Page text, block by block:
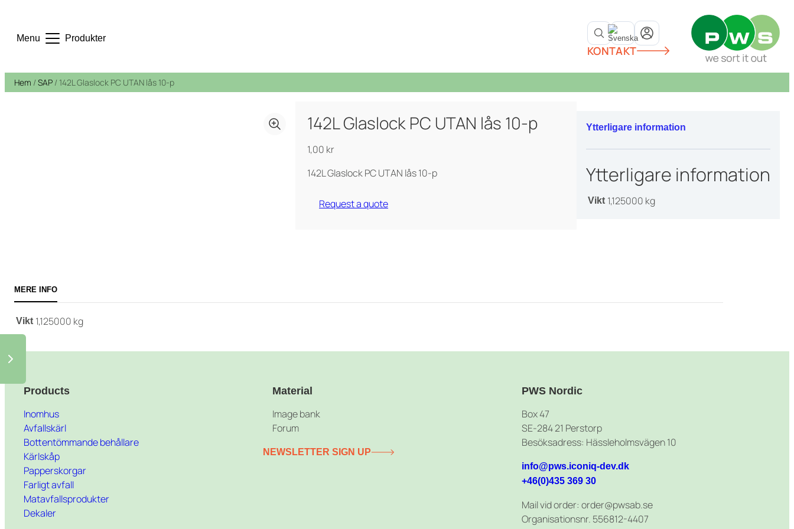
Menu
Certifieringar, Kvalite och ergonomi
Purecolour®
Produkter
KONTAKT
Hem /SAP / 142L Glaslock PC UTAN lås 10-p
142L Glaslock PC UTAN lås 10-p
1,00 kr
142L Glaslock PC UTAN lås 10-p
Request a quote
Ytterligare information
Ytterligare information
Vikt 1,125000 kg
MERE INFO
Vikt 1,125000 kg
Products
Inomhus
Avfallskärl
Bottentömmande behållare
Kärlskåp
Papperskorgar
Farligt avfall
Matavfallsprodukter
Dekaler
Material
Image bank
Forum
NEWSLETTER SIGN UP
PWS Nordic
Box 47
SE-284 21 Perstorp
Besöksadress: Hässleholmsvägen 10
info@pws.iconiq-dev.dk
+46(0)435 369 30
Mail vid order: order@pwsab.se
Organisationsnr. 556812-4407